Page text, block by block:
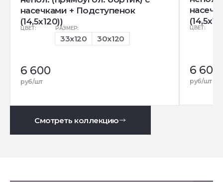
насечками + Подступенок
(14,5x120))
ЦВЕТ: РАЗМЕР:
33x120 30x120
6 600
руб/шт
ЦВЕТ:
6 600
руб/шт
Смотреть коллекцию